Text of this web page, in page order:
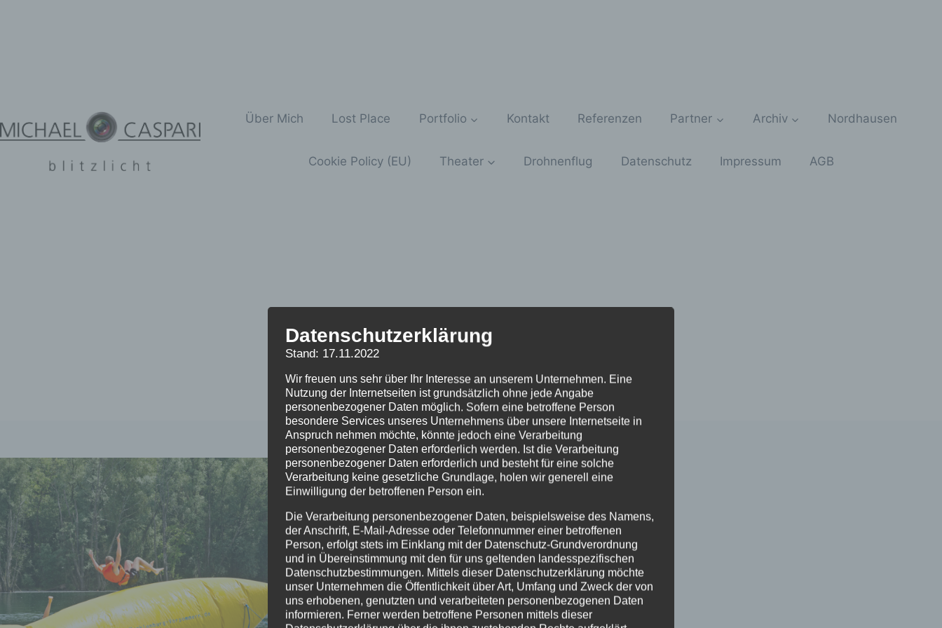
Über Mich Lost Place Portfolio Kontakt Referenzen Partner Archiv Nordhausen
Cookie Policy (EU) Theater Drohnenflug Datenschutz Impressum AGB
Bielener Kiesteich
Datenschutzerklärung
Stand: 17.11.2022
Wir freuen uns sehr über Ihr Interesse an unserem Unternehmen. Eine
Nutzung der Internetseiten ist grundsätzlich ohne jede Angabe
personenbezogener Daten möglich. Sofern eine betroffene Person
besondere Services unseres Unternehmens über unsere Internetseite in
Anspruch nehmen möchte, könnte jedoch eine Verarbeitung
personenbezogener Daten erforderlich werden. Ist die Verarbeitung
personenbezogener Daten erforderlich und besteht für eine solche
Verarbeitung keine gesetzliche Grundlage, holen wir generell eine
Einwilligung der betroffenen Person ein.
Die Verarbeitung personenbezogener Daten, beispielsweise des Namens,
der Anschrift, E-Mail-Adresse oder Telefonnummer einer betroffenen
Person, erfolgt stets im Einklang mit der Datenschutz-Grundverordnung
und in Übereinstimmung mit den für uns geltenden landesspezifischen
Datenschutzbestimmungen. Mittels dieser Datenschutzerklärung möchte
unser Unternehmen die Öffentlichkeit über Art, Umfang und Zweck der von
uns erhobenen, genutzten und verarbeiteten personenbezogenen Daten
informieren. Ferner werden betroffene Personen mittels dieser